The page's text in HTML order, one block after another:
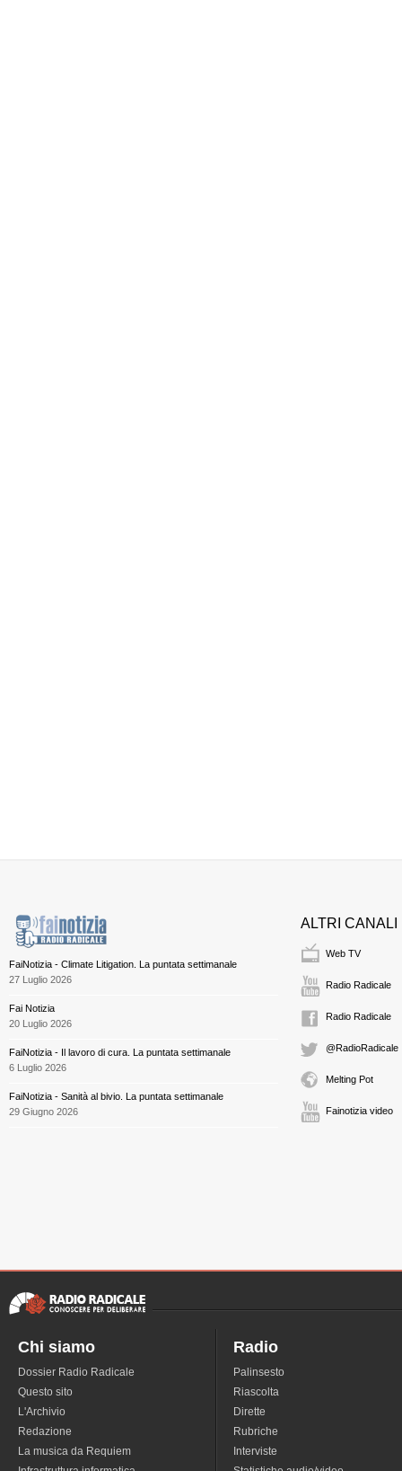
FaiNotizia - Climate Litigation. La puntata settimanale
27 Luglio 2026
Fai Notizia
20 Luglio 2026
FaiNotizia - Il lavoro di cura. La puntata settimanale
6 Luglio 2026
FaiNotizia - Sanità al bivio. La puntata settimanale
29 Giugno 2026
ALTRI CANALI
Web TV
Radio Radicale
Radio Radicale
@RadioRadicale
Melting Pot
Fainotizia video
Chi siamo
Dossier Radio Radicale
Questo sito
L'Archivio
Redazione
La musica da Requiem
Radio
Palinsesto
Riascolta
Dirette
Rubriche
Interviste